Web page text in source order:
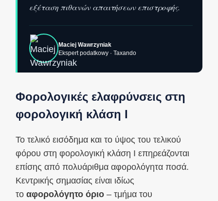
εξέταση πιθανών απαιτήσεων επιστροφής.
Maciej Wawrzyniak
Ekspert podatkowy · Taxando
Φορολογικές ελαφρύνσεις στη
φορολογική κλάση Ι
Το τελικό εισόδημα και το ύψος του τελικού
φόρου στη φορολογική κλάση Ι επηρεάζονται
επίσης από πολυάριθμα αφορολόγητα ποσά.
Κεντρικής σημασίας είναι ιδίως
το αφορολόγητο όριο – τμήμα του